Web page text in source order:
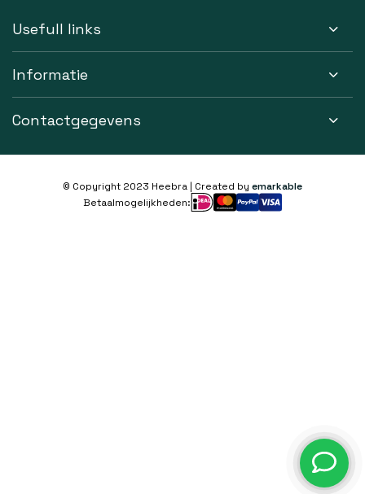
Usefull links
Informatie
Contactgegevens
© Copyright 2023 Heebra | Created by emarkable
Betaalmogelijkheden: